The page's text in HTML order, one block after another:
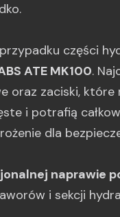
części
ATE MK100.
oraz zaciski,
i potrafią
dla
naprawie
i sekcji